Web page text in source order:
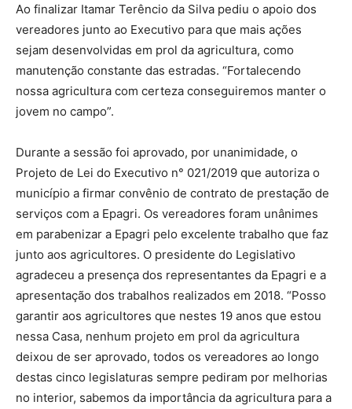
Ao finalizar Itamar Terêncio da Silva pediu o apoio dos
vereadores junto ao Executivo para que mais ações
sejam desenvolvidas em prol da agricultura, como
manutenção constante das estradas. “Fortalecendo
nossa agricultura com certeza conseguiremos manter o
jovem no campo”.
Durante a sessão foi aprovado, por unanimidade, o
Projeto de Lei do Executivo n° 021/2019 que autoriza o
município a firmar convênio de contrato de prestação de
serviços com a Epagri. Os vereadores foram unânimes
em parabenizar a Epagri pelo excelente trabalho que faz
junto aos agricultores. O presidente do Legislativo
agradeceu a presença dos representantes da Epagri e a
apresentação dos trabalhos realizados em 2018. “Posso
garantir aos agricultores que nestes 19 anos que estou
nessa Casa, nenhum projeto em prol da agricultura
deixou de ser aprovado, todos os vereadores ao longo
destas cinco legislaturas sempre pediram por melhorias
no interior, sabemos da importância da agricultura para a